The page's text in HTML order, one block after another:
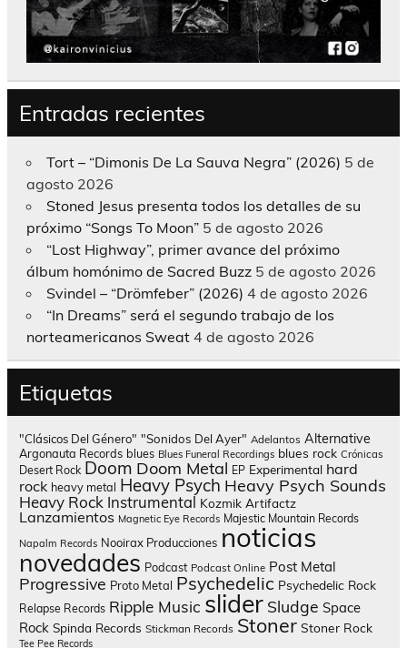
Entradas recientes
Tort – “Dimonis De La Sauva Negra” (2026) 5 de
agosto 2026
Stoned Jesus presenta todos los detalles de su
próximo “Songs To Moon” 5 de agosto 2026
“Lost Highway”, primer avance del próximo
álbum homónimo de Sacred Buzz 5 de agosto 2026
Svindel – “Drömfeber” (2026) 4 de agosto 2026
“In Dreams” será el segundo trabajo de los
norteamericanos Sweat 4 de agosto 2026
Etiquetas
"Clásicos Del Género" "Sonidos Del Ayer" Adelantos Alternative
Argonauta Records blues Blues Funeral Recordings blues rock Crónicas
Desert Rock Doom Doom Metal EP Experimental hard
rock heavy metal Heavy Psych Heavy Psych Sounds
Heavy Rock Instrumental Kozmik Artifactz
Lanzamientos Magnetic Eye Records Majestic Mountain Records
Napalm Records Nooirax Producciones noticias
novedades Podcast Podcast Online Post Metal
Progressive Proto Metal Psychedelic Psychedelic Rock
Relapse Records Ripple Music slider Sludge Space
Rock Spinda Records Stickman Records Stoner Stoner Rock
Tee Pee Records